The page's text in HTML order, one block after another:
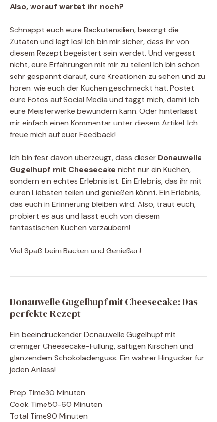
Also, worauf wartet ihr noch?
Schnappt euch eure Backutensilien, besorgt die
Zutaten und legt los! Ich bin mir sicher, dass ihr von
diesem Rezept begeistert sein werdet. Und vergesst
nicht, eure Erfahrungen mit mir zu teilen! Ich bin schon
sehr gespannt darauf, eure Kreationen zu sehen und zu
hören, wie euch der Kuchen geschmeckt hat. Postet
eure Fotos auf Social Media und taggt mich, damit ich
eure Meisterwerke bewundern kann. Oder hinterlasst
mir einfach einen Kommentar unter diesem Artikel. Ich
freue mich auf euer Feedback!
Ich bin fest davon überzeugt, dass dieser Donauwelle
Gugelhupf mit Cheesecake nicht nur ein Kuchen,
sondern ein echtes Erlebnis ist. Ein Erlebnis, das ihr mit
euren Liebsten teilen und genießen könnt. Ein Erlebnis,
das euch in Erinnerung bleiben wird. Also, traut euch,
probiert es aus und lasst euch von diesem
fantastischen Kuchen verzaubern!
Viel Spaß beim Backen und Genießen!
Donauwelle Gugelhupf mit Cheesecake: Das
perfekte Rezept
Ein beeindruckender Donauwelle Gugelhupf mit
cremiger Cheesecake-Füllung, saftigen Kirschen und
glänzendem Schokoladenguss. Ein wahrer Hingucker für
jeden Anlass!
Prep Time30 Minuten
Cook Time50-60 Minuten
Total Time90 Minuten